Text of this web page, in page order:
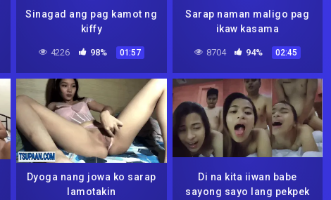
Sinagad ang pag kamot ng
kiffy
4226 98% 01:57
Sarap naman maligo pag
ikaw kasama
8704 94% 02:45
Dyoga nang jowa ko sarap
lamotakin
Di na kita iiwan babe
sayong sayo lang pekpek